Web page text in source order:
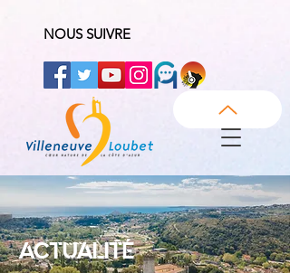
NOUS SUIVRE
ACTUALITÉ